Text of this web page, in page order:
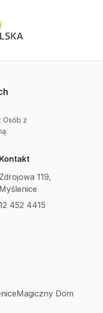
Osób z
Kontakt
Zdrojowa 119,
Myślenice
452 4415
Magiczny Dom